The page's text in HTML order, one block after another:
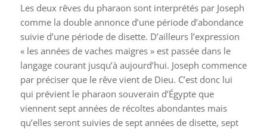
Les deux rêves du pharaon sont interprétés par Joseph
comme la double annonce d’une période d’abondance
suivie d’une période de disette. D’ailleurs l’expression
« les années de vaches maigres » est passée dans le
langage courant jusqu’à aujourd’hui. Joseph commence
par préciser que le rêve vient de Dieu. C’est donc lui
qui prévient le pharaon souverain d’Égypte que
viennent sept années de récoltes abondantes mais
qu’elles seront suivies de sept années de disette, sept